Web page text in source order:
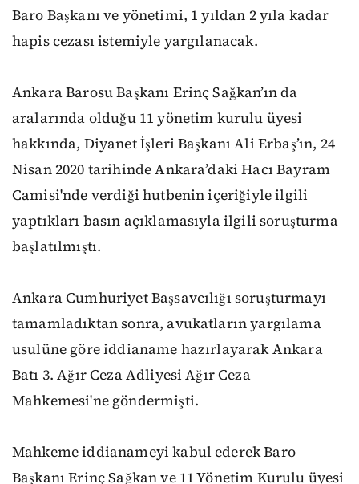
Baro Başkanı ve yönetimi, 1 yıldan 2 yıla kadar
hapis cezası istemiyle yargılanacak.
Ankara Barosu Başkanı Erinç Sağkan’ın da
aralarında olduğu 11 yönetim kurulu üyesi
hakkında, Diyanet İşleri Başkanı Ali Erbaş’ın, 24
Nisan 2020 tarihinde Ankara’daki Hacı Bayram
Camisi'nde verdiği hutbenin içeriğiyle ilgili
yaptıkları basın açıklamasıyla ilgili soruşturma
başlatılmıştı.
Ankara Cumhuriyet Başsavcılığı soruşturmayı
tamamladıktan sonra, avukatların yargılama
usulüne göre iddianame hazırlayarak Ankara
Batı 3. Ağır Ceza Adliyesi Ağır Ceza
Mahkemesi'ne göndermişti.
Mahkeme iddianameyi kabul ederek Baro
Başkanı Erinç Sağkan ve 11 Yönetim Kurulu üyesi